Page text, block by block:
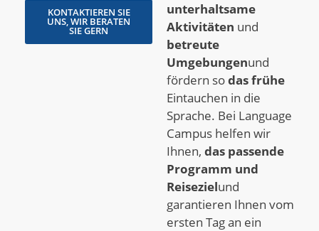
KONTAKTIEREN SIE
UNS, WIR BERATEN
SIE GERN
unterhaltsame
Aktivitäten und
betreute
Umgebungenund
fördern sodas frühe
Eintauchen in die
Sprache. Bei Language
Campus helfen wir
Ihnen, das passende
Programm und
Reisezielund
garantieren Ihnen vom
ersten Tag an ein